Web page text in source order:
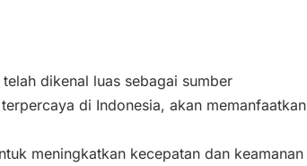
dikenal luas sebagai sumber
di Indonesia, akan memanfaatkan
meningkatkan kecepatan dan keamanan